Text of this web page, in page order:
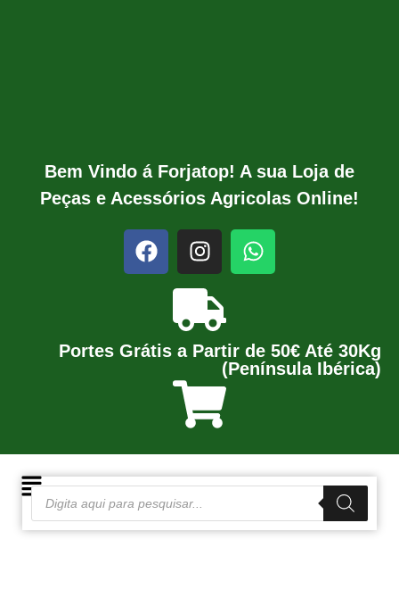
Bem Vindo á Forjatop! A sua Loja de
Peças e Acessórios Agricolas Online!
Portes Grátis a Partir de 50€ Até 30Kg
(Península Ibérica)